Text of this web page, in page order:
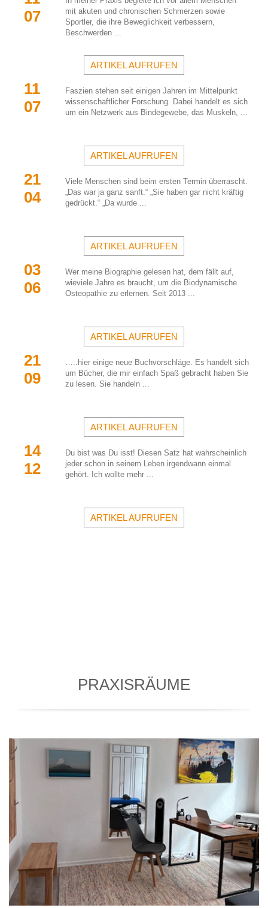
07
mit akuten und chronischen Schmerzen sowie
Sportler, die ihre Beweglichkeit verbessern,
Beschwerden ...
ARTIKEL AUFRUFEN
11
07
Faszien stehen seit einigen Jahren im Mittelpunkt
wissenschaftlicher Forschung. Dabei handelt es sich
um ein Netzwerk aus Bindegewebe, das Muskeln, ...
ARTIKEL AUFRUFEN
21
04
Viele Menschen sind beim ersten Termin überrascht.
„Das war ja ganz sanft.“ „Sie haben gar nicht kräftig
gedrückt.“ „Da wurde ...
ARTIKEL AUFRUFEN
03
06
Wer meine Biographie gelesen hat, dem fällt auf,
wieviele Jahre es braucht, um die Biodynamische
Osteopathie zu erlernen. Seit 2013 ...
ARTIKEL AUFRUFEN
21
09
…..hier einige neue Buchvorschläge. Es handelt sich
um Bücher, die mir einfach Spaß gebracht haben Sie
zu lesen. Sie handeln ...
ARTIKEL AUFRUFEN
14
12
Du bist was Du isst! Diesen Satz hat wahrscheinlich
jeder schon in seinem Leben irgendwann einmal
gehört. Ich wollte mehr ...
ARTIKEL AUFRUFEN
PRAXISRÄUME